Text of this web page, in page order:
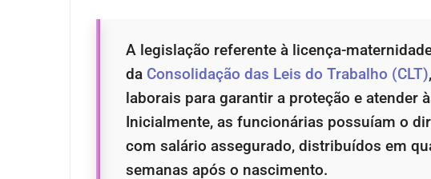
A legislação referente à licença-
da Consolidação das Leis do Trabalho (CLT)
laborais para garantir a proteção e atender
Inicialmente, as funcionárias possuíam o
com salário assegurado, distribuídos em
semanas após o nascimento.